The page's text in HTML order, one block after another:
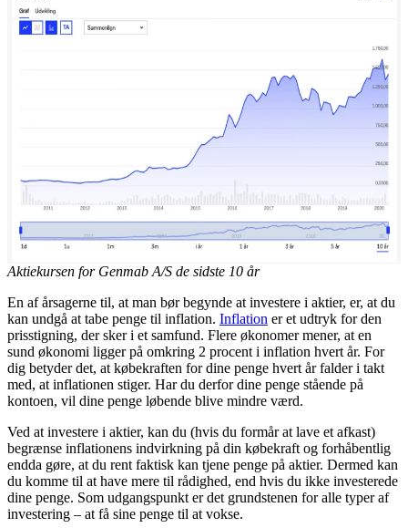
Aktiekursen for Genmab A/S de sidste 10 år
En af årsagerne til, at man bør begynde at investere i aktier, er, at du
kan undgå at tabe penge til inflation. Inflation er et udtryk for den
prisstigning, der sker i et samfund. Flere økonomer mener, at en
sund økonomi ligger på omkring 2 procent i inflation hvert år. For
dig betyder det, at købekraften for dine penge hvert år falder i takt
med, at inflationen stiger. Har du derfor dine penge stående på
kontoen, vil dine penge løbende blive mindre værd.
Ved at investere i aktier, kan du (hvis du formår at lave et afkast)
begrænse inflationens indvirkning på din købekraft og forhåbentlig
endda gøre, at du rent faktisk kan tjene penge på aktier. Dermed kan
du komme til at have mere til rådighed, end hvis du ikke investerede
dine penge. Som udgangspunkt er det grundstenen for alle typer af
investering – at få sine penge til at vokse.